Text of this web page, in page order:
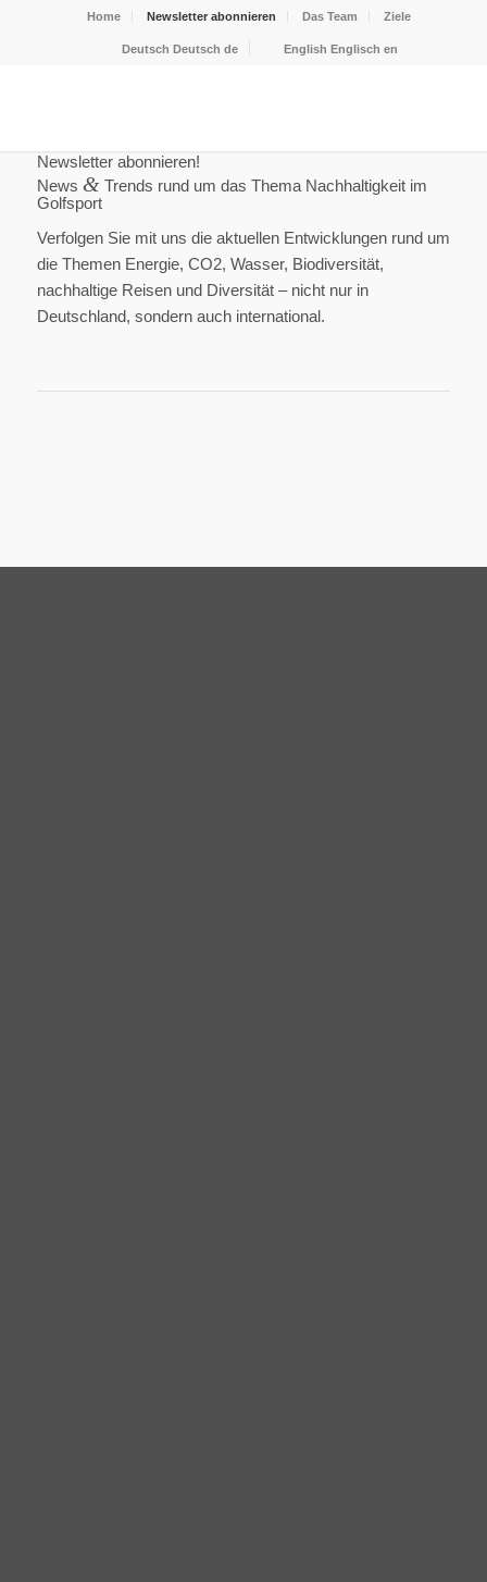
Home Newsletter abonnieren Das Team Ziele
Deutsch Deutsch de English Englisch en
Newsletter abonnieren!
News &Trends rund um das Thema Nachhaltigkeit im
Golfsport
Verfolgen Sie mit uns die aktuellen Entwicklungen rund um
die Themen Energie, CO2, Wasser, Biodiversität,
nachhaltige Reisen und Diversität – nicht nur in
Deutschland, sondern auch international.